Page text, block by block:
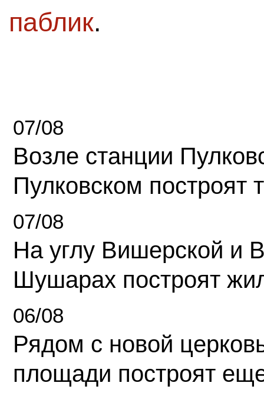
паблик.
07/08
Возле станции
Пулковском построят
07/08
На углу Вишерской и
Шушарах построят
06/08
Рядом с новой
площади построят